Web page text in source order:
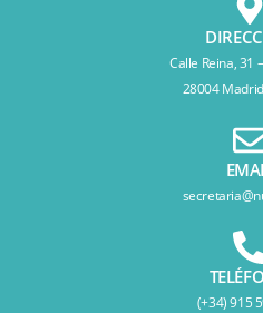
Calle Reina, 31
28004
(+34) 915